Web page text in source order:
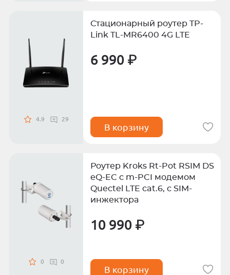
4.9 29
Стационарный роутер TP-
Link TL-MR6400 4G LTE
6 990 ₽
В корзину
0 0
Роутер Kroks Rt-Pot RSIM DS
eQ-EC c m-PCI модемом
Quectel LTE cat.6, с SIM-
инжектора
10 990 ₽
В корзину